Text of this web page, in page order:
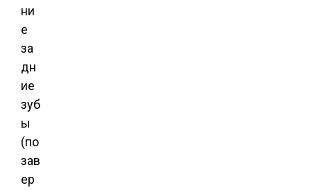
ни
е
за
дн
ие
зуб
ы
(по
зав
ер